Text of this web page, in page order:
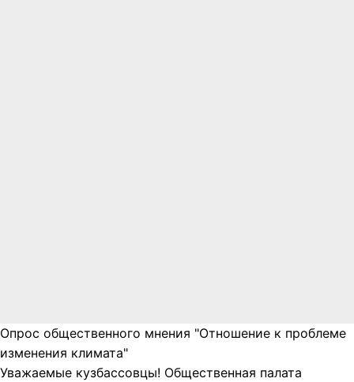
Опрос общественного мнения "Отношение к проблеме
изменения климата"
Уважаемые кузбассовцы! Общественная палата